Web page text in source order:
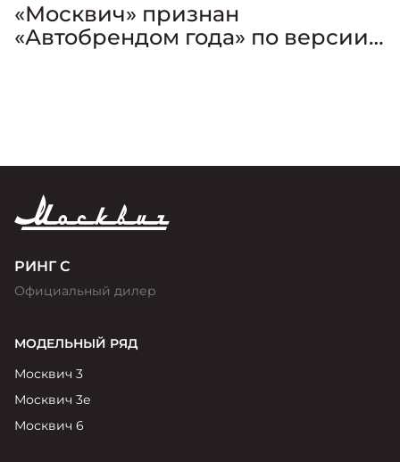
«Москвич» признан
«Автобрендом года» по версии
РИНГ С
Официальный дилер
МОДЕЛЬНЫЙ РЯД
Москвич 3
Москвич 3е
Москвич 6